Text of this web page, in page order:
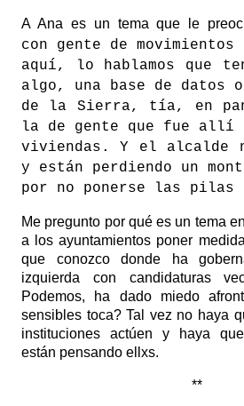
A Ana es un tema que le
con gente de
aquí, lo hablamos que
algo, una base de datos
de la Sierra, tía, en
la de gente que fue allí
viviendas. Y el alcalde
y están perdiendo un
por no ponerse las pilas
Me pregunto por qué es un tema
a los ayuntamientos poner
que conozco donde ha
izquierda con candidaturas
Podemos, ha dado miedo
sensibles toca? Tal vez no haya
instituciones actúen y haya
están pensando ellxs.
**